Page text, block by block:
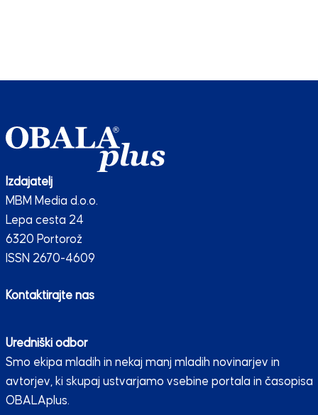
Izdajatelj
MBM Media d.o.o.
Lepa cesta 24
6320 Portorož
ISSN 2670-4609
Kontaktirajte nas
Uredniški odbor
Smo ekipa mladih in nekaj manj mladih novinarjev in
avtorjev, ki skupaj ustvarjamo vsebine portala in časopisa
OBALAplus.